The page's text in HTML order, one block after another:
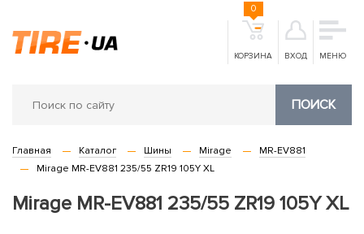
КОРЗИНА
0
ВХОД МЕНЮ
ПОИСК
Главная Каталог Шины Mirage
MR-EV881
Mirage MR-EV881 235/55 ZR19 105Y XL
Mirage MR-EV881 235/55 ZR19 105Y XL